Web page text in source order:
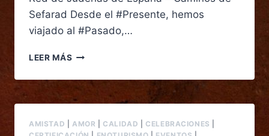
Sefarad Desde el #Presente, hemos
viajado al #Pasado,…
LEER MÁS
AMISTAD AMOR CALIDAD CELEBRACIONES